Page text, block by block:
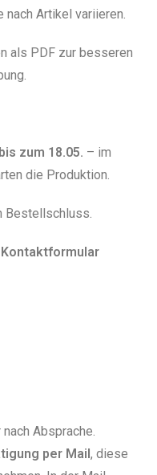
nach Artikel variieren.
als PDF zur besseren
bis zum 18.05. – im
die Produktion.
Bestellschluss.
Kontaktformular
Absprache.
per Mail, diese